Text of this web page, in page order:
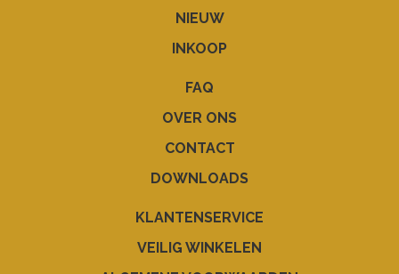
NIEUW
INKOOP
FAQ
OVER ONS
CONTACT
DOWNLOADS
KLANTENSERVICE
VEILIG WINKELEN